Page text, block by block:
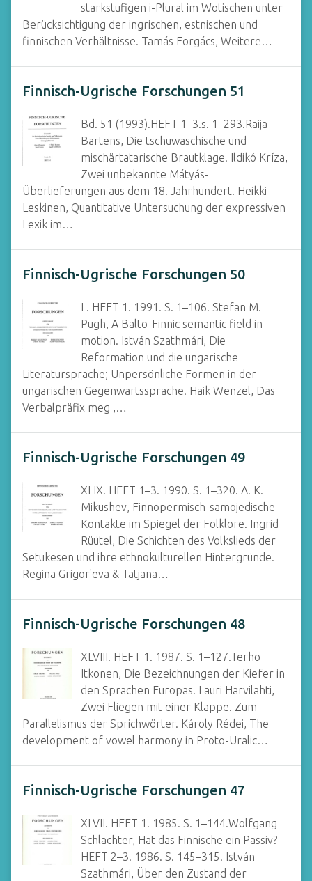
starkstufigen i-Plural im Wotischen unter
Berücksichtigung der ingrischen, estnischen und
finnischen Verhältnisse. Tamás Forgács, Weitere…
Finnisch-Ugrische Forschungen 51
Bd. 51 (1993).HEFT 1–3.s. 1–293.Raija
Bartens, Die tschuwaschische und
mischärtatarische Brautklage. Ildikó Kríza,
Zwei unbekannte Mátyás-
Überlieferungen aus dem 18. Jahrhundert. Heikki
Leskinen, Quantitative Untersuchung der expressiven
Lexik im…
Finnisch-Ugrische Forschungen 50
L. HEFT 1. 1991. S. 1–106. Stefan M.
Pugh, A Balto-Finnic semantic field in
motion. István Szathmári, Die
Reformation und die ungarische
Literatursprache; Unpersönliche Formen in der
ungarischen Gegenwartssprache. Haik Wenzel, Das
Verbalpräfix meg ,…
Finnisch-Ugrische Forschungen 49
XLIX. HEFT 1–3. 1990. S. 1–320. A. K.
Mikushev, Finnopermisch-samojedische
Kontakte im Spiegel der Folklore. Ingrid
Rüütel, Die Schichten des Volkslieds der
Setukesen und ihre ethnokulturellen Hintergründe.
Regina Grigor'eva & Tatjana…
Finnisch-Ugrische Forschungen 48
XLVIII. HEFT 1. 1987. S. 1–127.Terho
Itkonen, Die Bezeichnungen der Kiefer in
den Sprachen Europas. Lauri Harvilahti,
Zwei Fliegen mit einer Klappe. Zum
Parallelismus der Sprichwörter. Károly Rédei, The
development of vowel harmony in Proto-Uralic…
Finnisch-Ugrische Forschungen 47
XLVII. HEFT 1. 1985. S. 1–144.Wolfgang
Schlachter, Hat das Finnische ein Passiv? –
HEFT 2–3. 1986. S. 145–315. István
Szathmári, Über den Zustand der